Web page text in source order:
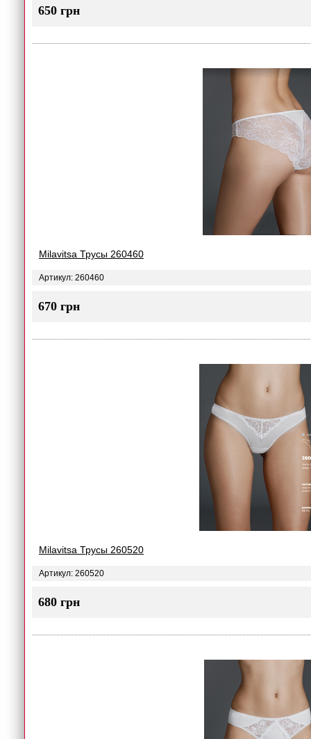
650 грн
Milavitsa Трусы 260460
Артикул: 260460
670 грн
Milavitsa Трусы 260520
Артикул: 260520
680 грн